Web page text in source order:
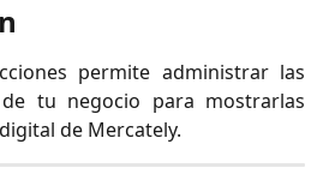
permite administrar las
tu negocio para mostrarlas
de Mercately.